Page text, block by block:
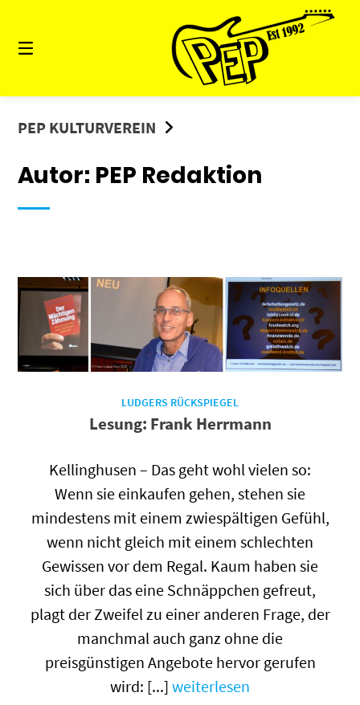
Inhalt
PEP KULTURVEREIN
Autor: PEP Redaktion
LUDGERS RÜCKSPIEGEL
Lesung: Frank Herrmann
Kellinghusen – Das geht wohl vielen so:
Wenn sie einkaufen gehen, stehen sie
mindestens mit einem zwiespältigen Gefühl,
wenn nicht gleich mit einem schlechten
Gewissen vor dem Regal. Kaum haben sie
sich über das eine Schnäppchen gefreut,
plagt der Zweifel zu einer anderen Frage, der
manchmal auch ganz ohne die
preisgünstigen Angebote hervor gerufen
wird: [...] weiterlesen